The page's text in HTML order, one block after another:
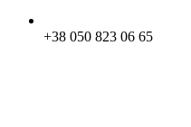
+38 050 823 06 65